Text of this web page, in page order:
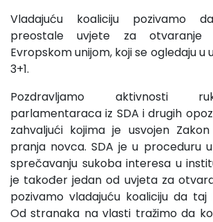
Vladajuću koaliciju pozivamo
preostale uvjete za otvaranje
Evropskom unijom, koji se ogledaju u
3+1.
Pozdravljamo aktivnosti
parlamentaraca iz SDA i drugih
zahvaljući kojima je usvojen
pranja novca. SDA je u proceduru
sprečavanju sukoba interesa u
je također jedan od uvjeta za
pozivamo vladajuću koaliciju da taj
Od stranaka na vlasti tražimo da